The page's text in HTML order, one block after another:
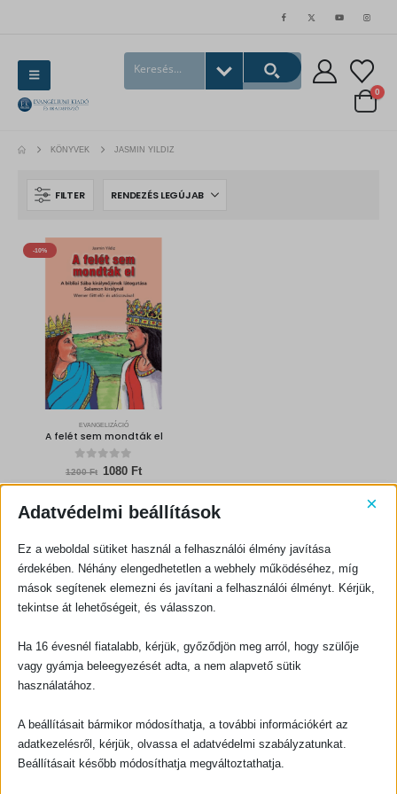
0
KÖNYVEK JASMIN YILDIZ
FILTER
-10%
EVANGELIZÁCIÓ
A felét sem mondták el
0out of 5
1200Ft
Original
price
1200 Ft.
1080 FtCurrent
price
1080 Ft.
KOSÁRBA TESZEM
KAPCSOLATFELVÉTEL
Evangéliumi Kiadó
TELEFON:
+36-1-311-5860
Adatvédelmi beállítások ×
Ez a weboldal sütiket használ a felhasználói élmény javítása
érdekében. Néhány elengedhetetlen a webhely működéséhez, míg
mások segítenek elemezni és javítani a felhasználói élményt. Kérjük,
tekintse át lehetőségeit, és válasszon.
Ha 16 évesnél fiatalabb, kérjük, győződjön meg arról, hogy szülője
vagy gyámja beleegyezését adta, a nem alapvető sütik
használatához.
A beállításait bármikor módosíthatja, a további információkért az
adatkezelésről, kérjük, olvassa el adatvédelmi szabályzatunkat.
Beállításait később módosíthatja megváltoztathatja.